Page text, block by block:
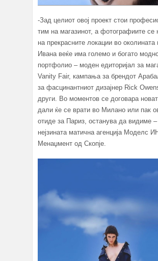
-Зад целиот овој проект стои
тим на магазинот, а фотографиите се
на прекрасните локации во околината
Ивана веќе има големо и богато
портфолио – моден едиторијал за
Vanity Fair, кампања за брендот
за фасцинантниот дизајнер Rick
други. Во моментов се договара
дали ќе се врати во Милано или пак
отиде за Париз, останува да видиме
нејзината матична агенција Моделс ИН
Менаџмент од Скопје.